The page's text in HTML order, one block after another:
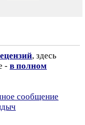
, здесь
- в полном
сообщение